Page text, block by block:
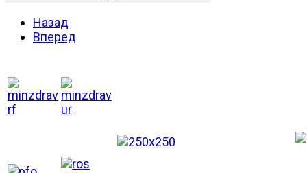
Назад
Вперед